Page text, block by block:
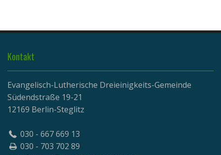
Kontakt
Evangelisch-Lutherische Dreieinigkeits-Gemeinde
Südendstraße 19-21
12169 Berlin-Steglitz
030 - 667 669 13
030 - 703 702 89